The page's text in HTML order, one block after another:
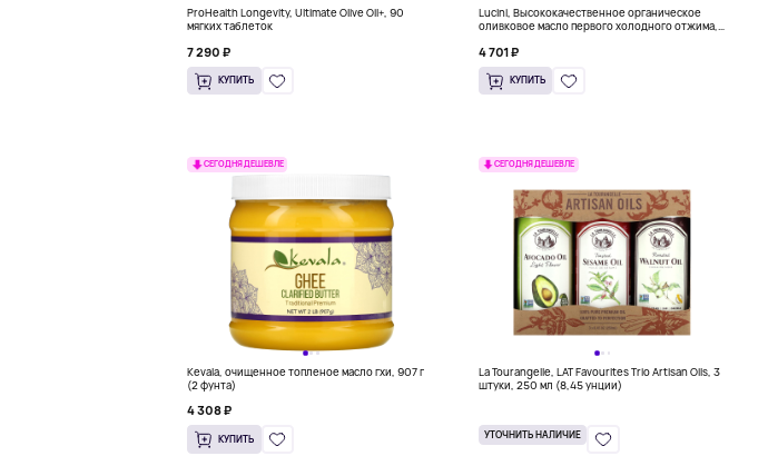
ProHealth Longevity, Ultimate Olive Oil+, 90
мягких таблеток
7 290 ₽
КУПИТЬ
Lucini, Высококачественное органическое
оливковое масло первого холодного отжима,
4 701 ₽
КУПИТЬ
СЕГОДНЯ ДЕШЕВЛЕ
Kevala, очищенное топленое масло гхи, 907 г
(2 фунта)
4 308 ₽
КУПИТЬ
СЕГОДНЯ ДЕШЕВЛЕ
La Tourangelle, LAT Favourites Trio Artisan Oils, 3
штуки, 250 мл (8,45 унции)
УТОЧНИТЬ НАЛИЧИЕ